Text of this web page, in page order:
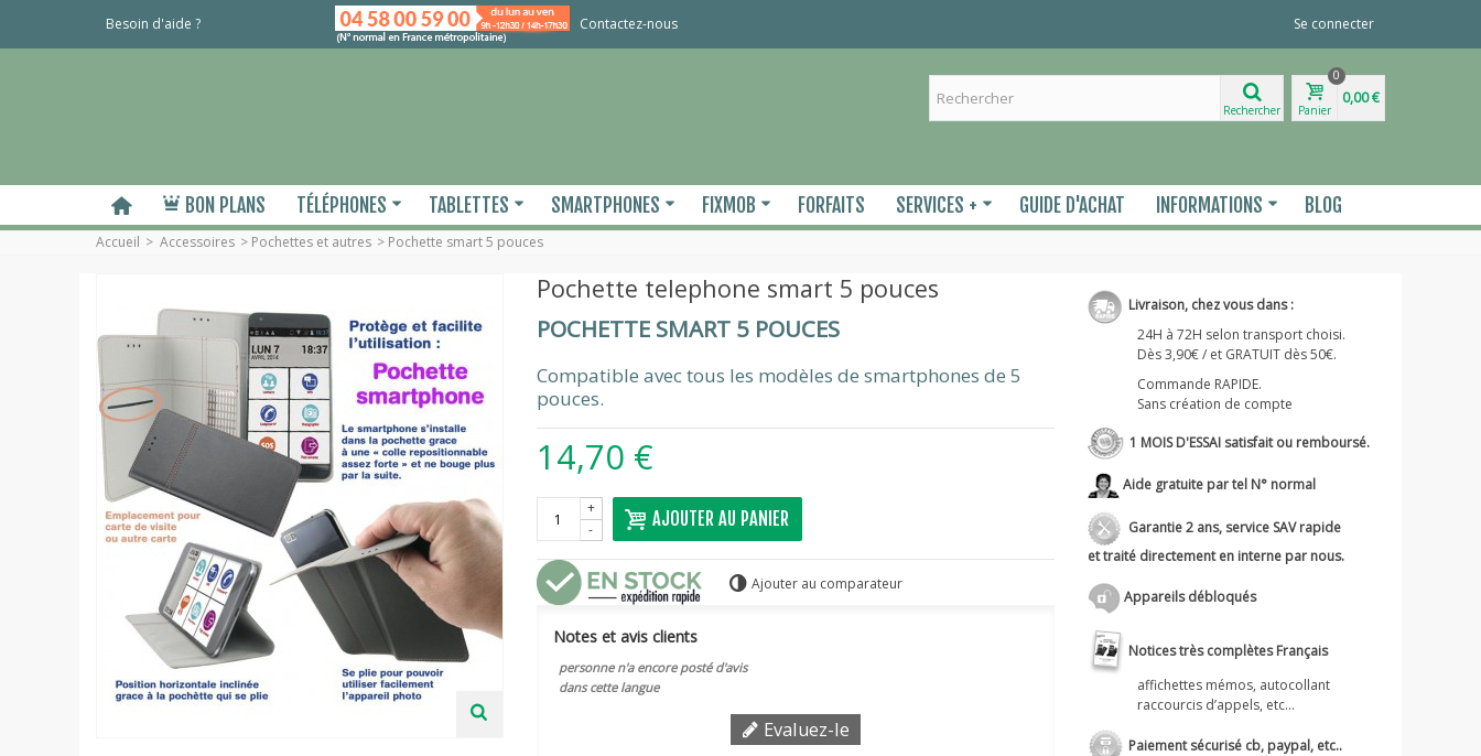
Se connecter
Besoin d'aide ? Contactez-nous
Rechercher Panier
0
0,00 €
BON PLANS TÉLÉPHONES TABLETTES SMARTPHONES FIXMOB FORFAITS SERVICES + GUIDE D'ACHAT INFORMATIONS BLOG
Accueil > Accessoires > Pochettes et autres > Pochette smart 5 pouces
Pochette telephone smart 5 pouces
POCHETTE SMART 5 POUCES
Compatible avec tous les modèles de smartphones de 5
pouces.
14,70 €
-
+
AJOUTER AU PANIER
Ajouter au comparateur
Notes et avis clients
personne n'a encore posté d'avis
dans cette langue
Evaluez-le
Livraison, chez vous dans :
24H à 72H selon transport choisi.
Dès 3,90€ / et GRATUIT dès 50€.
Commande RAPIDE.
Sans création de compte
1 MOIS D'ESSAI satisfait ou remboursé.
Aide gratuite par tel N° normal
Garantie 2 ans, service SAV rapide
et traité directement en interne par nous.
Appareils débloqués
Notices très complètes Français
affichettes mémos, autocollant
raccourcis d’appels, etc...
Paiement sécurisé cb, paypal, etc..